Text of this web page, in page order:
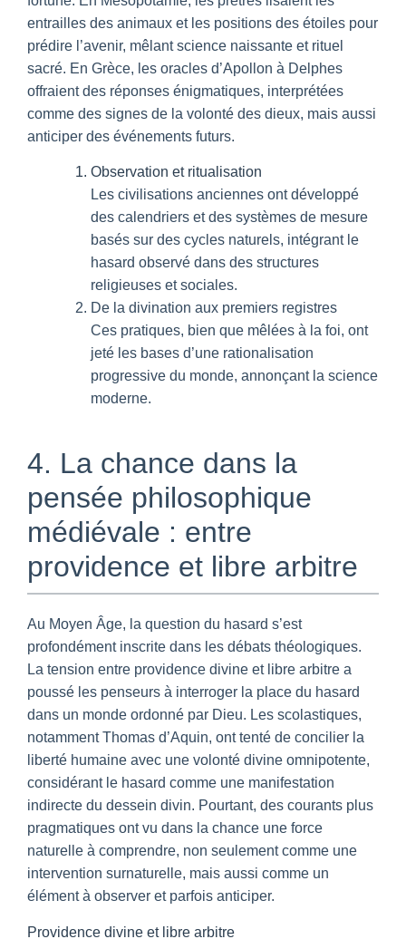
entrailles des animaux et les positions des étoiles pour
prédire l’avenir, mêlant science naissante et rituel
sacré. En Grèce, les oracles d’Apollon à Delphes
offraient des réponses énigmatiques, interprétées
comme des signes de la volonté des dieux, mais aussi
anticiper des événements futurs.
Observation et ritualisation
Les civilisations anciennes ont développé
des calendriers et des systèmes de mesure
basés sur des cycles naturels, intégrant le
hasard observé dans des structures
religieuses et sociales.
De la divination aux premiers registres
Ces pratiques, bien que mêlées à la foi, ont
jeté les bases d’une rationalisation
progressive du monde, annonçant la science
moderne.
4. La chance dans la
pensée philosophique
médiévale : entre
providence et libre arbitre
Au Moyen Âge, la question du hasard s’est
profondément inscrite dans les débats théologiques.
La tension entre providence divine et libre arbitre a
poussé les penseurs à interroger la place du hasard
dans un monde ordonné par Dieu. Les scolastiques,
notamment Thomas d’Aquin, ont tenté de concilier la
liberté humaine avec une volonté divine omnipotente,
considérant le hasard comme une manifestation
indirecte du dessein divin. Pourtant, des courants plus
pragmatiques ont vu dans la chance une force
naturelle à comprendre, non seulement comme une
intervention surnaturelle, mais aussi comme un
élément à observer et parfois anticiper.
Providence divine et libre arbitre